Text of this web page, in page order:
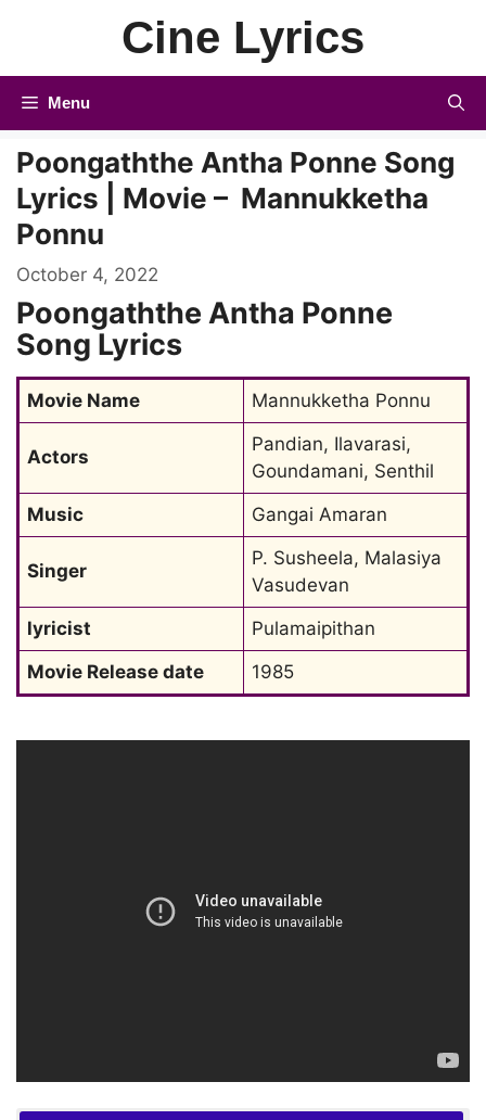
Cine Lyrics
Menu
Poongaththe Antha Ponne Song
Lyrics | Movie – Mannukketha
Ponnu
October 4, 2022
Poongaththe Antha Ponne
Song Lyrics
Movie Name Mannukketha Ponnu
Actors
Pandian, Ilavarasi,
Goundamani, Senthil
Music
Gangai Amaran
Singer
P. Susheela, Malasiya
Vasudevan
lyricist
Pulamaipithan
Movie Release date
1985